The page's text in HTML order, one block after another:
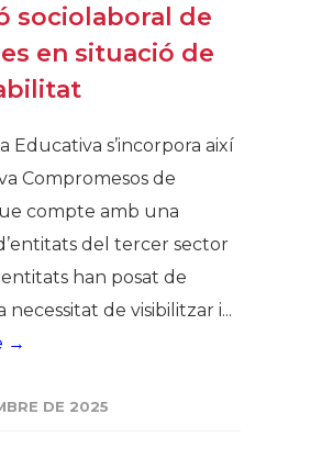
sociolaboral de
en situació de
Educativa s’incorpora així
Compromesos de
compte amb una
del tercer sector
han posat de
necessitat de visibilitzar i...
→
DE 2025